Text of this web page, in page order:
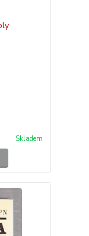
Skladem